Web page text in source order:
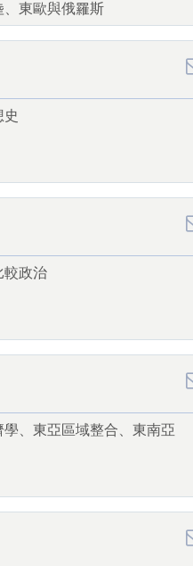
東歐與俄羅斯
史
較政治
學、東亞區域整合、東南亞